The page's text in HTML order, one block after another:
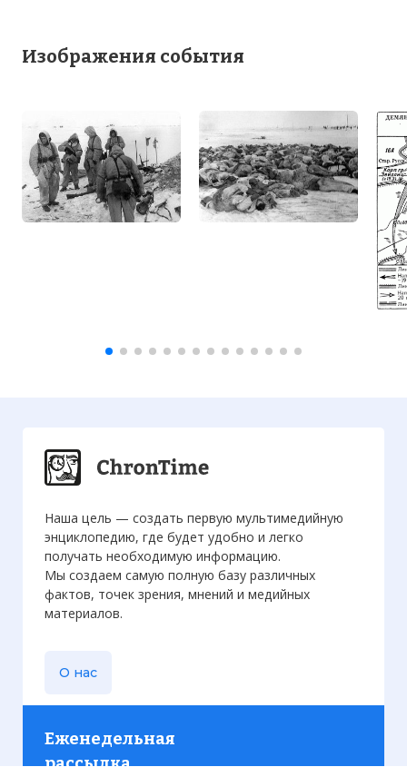
Изображения события
Наша цель — создать первую мультимедийную
энциклопедию, где будет удобно и легко
получать необходимую информацию.
Мы создаем самую полную базу различных
фактов, точек зрения, мнений и медийных
материалов.
О нас
Еженедельная
рассылка